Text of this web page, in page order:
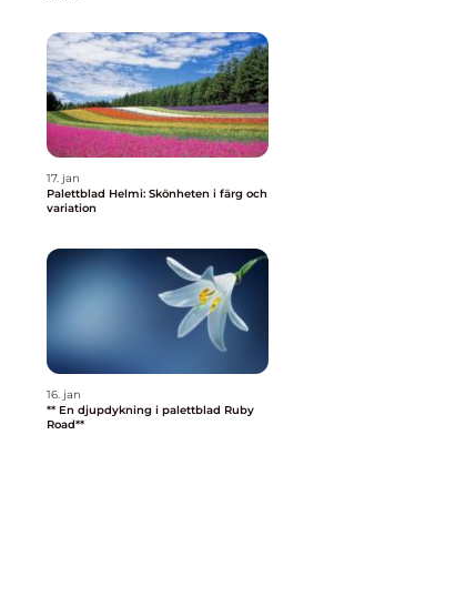
17. jan
Palettblad Helmi: Skönheten i färg och
variation
16. jan
** En djupdykning i palettblad Ruby
Road**